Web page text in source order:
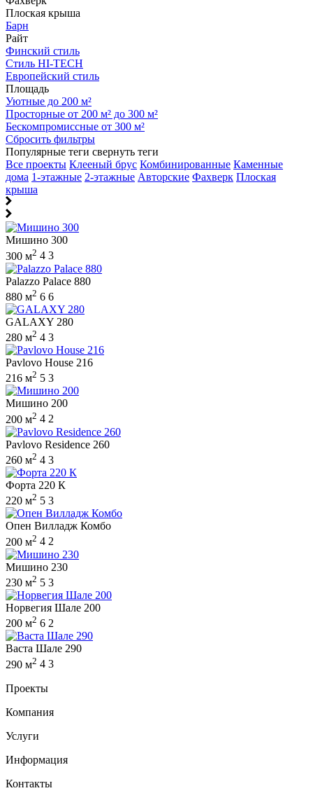
Плоская крыша
Барн
Райт
Финский стиль
Стиль HI-TECH
Европейский стиль
Площадь
Уютные до 200 м²
Просторные от 200 м² до 300 м²
Бескомпромиссные от 300 м²
Сбросить фильтры
Популярные теги свернуть теги
Все проекты Клееный брус Комбинированные Каменные
дома 1-этажные 2-этажные Авторские Фахверк Плоская
крыша
Мишино 300
300 м2 4 3
Palazzo Palace 880
880 м2 6 6
GALAXY 280
280 м2 4 3
Pavlovo House 216
216 м2 5 3
Мишино 200
200 м2 4 2
Pavlovo Residence 260
260 м2 4 3
Форта 220 К
220 м2 5 3
Опен Вилладж Комбо
200 м2 4 2
Мишино 230
230 м2 5 3
Норвегия Шале 200
200 м2 6 2
Васта Шале 290
290 м2 4 3
Проекты
Компания
Услуги
Информация
Контакты